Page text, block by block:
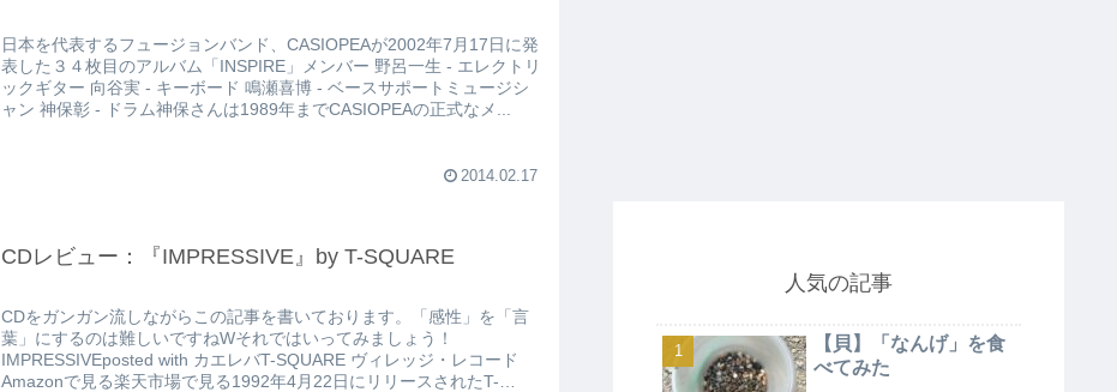
日本を代表するフュージョンバンド、CASIOPEAが2002年7月17日に発
表した３４枚目のアルバム「INSPIRE」メンバー 野呂一生 - エレクトリ
ックギター 向谷実 - キーボード 鳴瀬喜博 - ベースサポートミュージシ
ャン 神保彰 - ドラム神保さんは1989年までCASIOPEAの正式なメ...
2014.02.17
CDレビュー：『IMPRESSIVE』by T-SQUARE
CDをガンガン流しながらこの記事を書いております。「感性」を「言
葉」にするのは難しいですねWそれではいってみましょう！
IMPRESSIVEposted with カエレバT-SQUARE ヴィレッジ・レコード
Amazonで見る楽天市場で見る1992年4月22日にリリースされたT-
人気の記事
【貝】「なんげ」を食
べてみた